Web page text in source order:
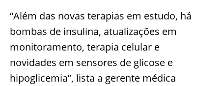
“Além das novas terapias em estudo, há
bombas de insulina, atualizações em
monitoramento, terapia celular e
novidades em sensores de glicose e
hipoglicemia”, lista a gerente médica